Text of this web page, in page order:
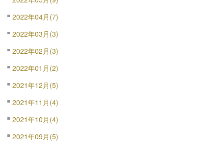
2022年04月(7)
2022年03月(3)
2022年02月(3)
2022年01月(2)
2021年12月(5)
2021年11月(4)
2021年10月(4)
2021年09月(5)